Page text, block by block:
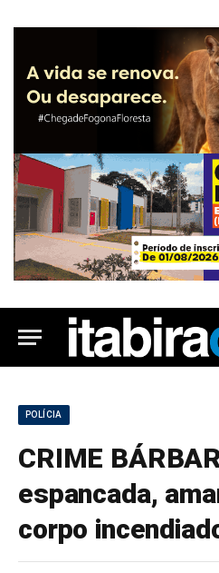
POLÍCIA
CRIME
espancada,
corpo